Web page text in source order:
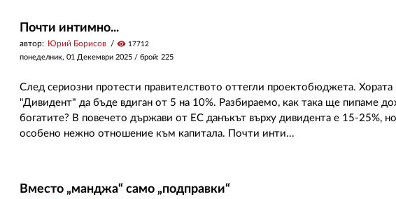
Почти интимно...
автор: Юрий Борисов visibility 17712
понеделник, 01 Декември 2025 / брой: 225
След сериозни протести правителството оттегли проектобюджета. Хората
"Дивидент" да бъде вдиган от 5 на 10%. Разбираемо, как така ще пипаме
богатите? В повечето държави от ЕС данъкът върху дивидента е 15-25%,
особено нежно отношение към капитала. Почти инти...
Вместо „манджа“ само „подправки“